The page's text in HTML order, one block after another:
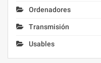
Ordenadores
Transmisión
Usables